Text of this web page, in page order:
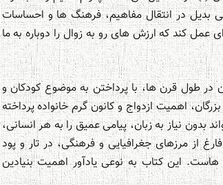
بدیل در انتقال مفاهیم، فرهنگ ها و احساسات
کند که ارزش های رو به زوال را دوباره به ما
طول قرن ها، با پرداختن به موضوع کودکان و
اهمیت ازدواج و کانون گرم خانواده پرداخته
بدون نیاز به زبان، پیامی عمیق را به هر انسانی،
از مرزهای جغرافیایی و فرهنگی، در تار و پود
این کتاب به نوعی یادآور اهمیت بنیادین